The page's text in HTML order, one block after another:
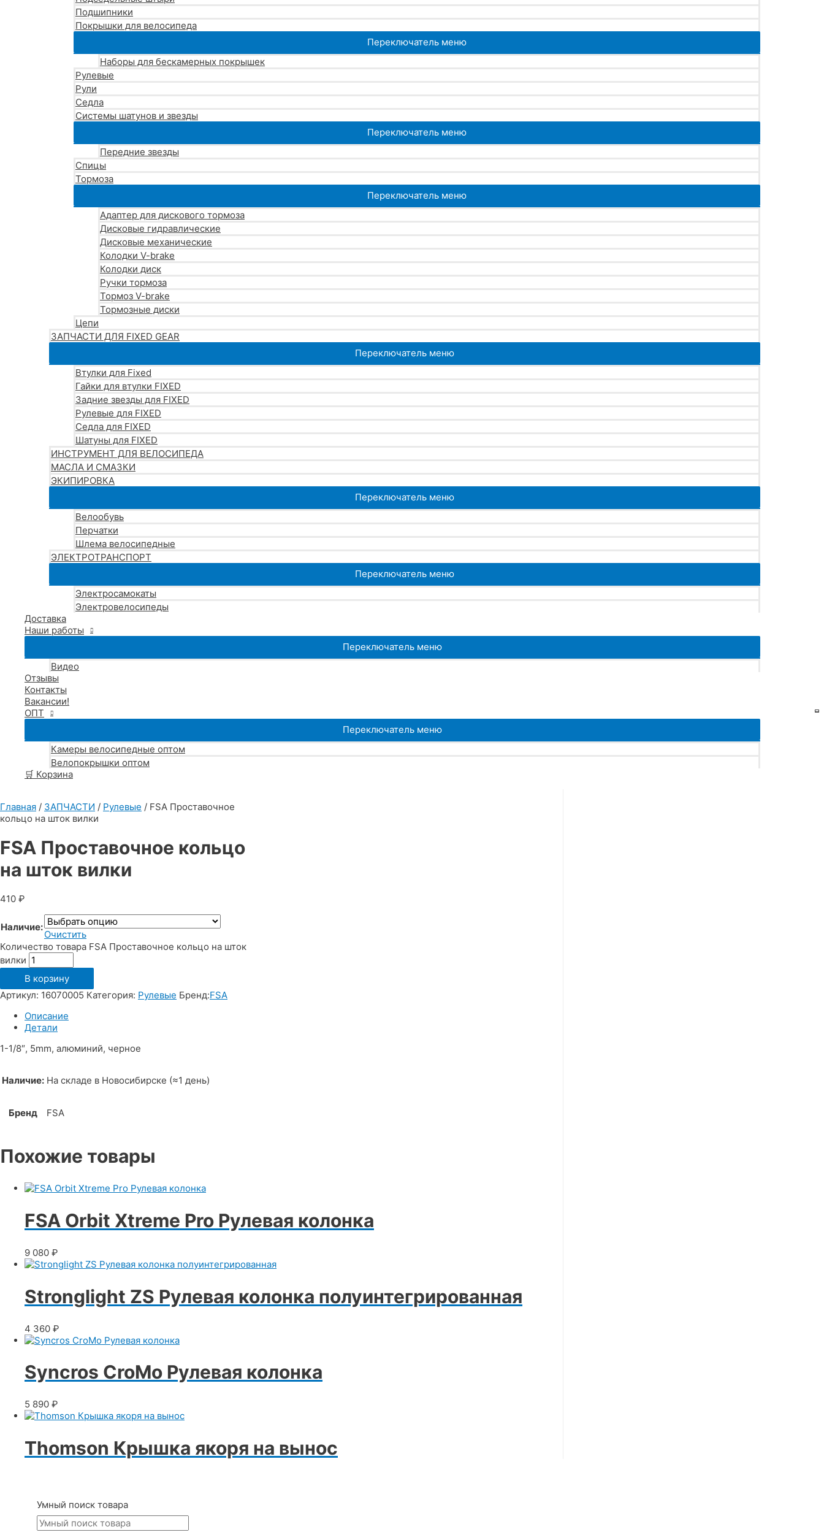
Подшипники
Покрышки для велосипеда
Переключатель меню
Наборы для бескамерных покрышек
Рулевые
Рули
Седла
Системы шатунов и звезды
Переключатель меню
Передние звезды
Спицы
Тормоза
Переключатель меню
Адаптер для дискового тормоза
Дисковые гидравлические
Дисковые механические
Колодки V-brake
Колодки диск
Ручки тормоза
Тормоз V-brake
Тормозные диски
Цепи
ЗАПЧАСТИ ДЛЯ FIXED GEAR
Переключатель меню
Втулки для Fixed
Гайки для втулки FIXED
Задние звезды для FIXED
Рулевые для FIXED
Седла для FIXED
Шатуны для FIXED
ИНСТРУМЕНТ ДЛЯ ВЕЛОСИПЕДА
МАСЛА И СМАЗКИ
ЭКИПИРОВКА
Переключатель меню
Велообувь
Перчатки
Шлема велосипедные
ЭЛЕКТРОТРАНСПОРТ
Переключатель меню
Электросамокаты
Электровелосипеды
Доставка
Наши работы
Переключатель меню
Видео
Отзывы
Контакты
Вакансии!
ОПТ
Переключатель меню
Камеры велосипедные оптом
Велопокрышки оптом
🛒 Корзина
Главная / ЗАПЧАСТИ / Рулевые / FSA Проставочное
кольцо на шток вилки
FSA Проставочное кольцо
на шток вилки
410 ₽
Наличие:
Очистить
Количество товара FSA Проставочное кольцо на шток
вилки
В корзину
Артикул: 16070005 Категория: Рулевые Бренд:FSA
Описание
Детали
1-1/8″, 5mm, алюминий, черное
Наличие: На складе в Новосибирске (≈1 день)
Бренд FSA
Похожие товары
FSA Orbit Xtreme Pro Рулевая колонка
9 080 ₽
Stronglight ZS Рулевая колонка полуинтегрированная
4 360 ₽
Syncros CroMo Рулевая колонка
5 890 ₽
Thomson Крышка якоря на вынос
Умный поиск товара